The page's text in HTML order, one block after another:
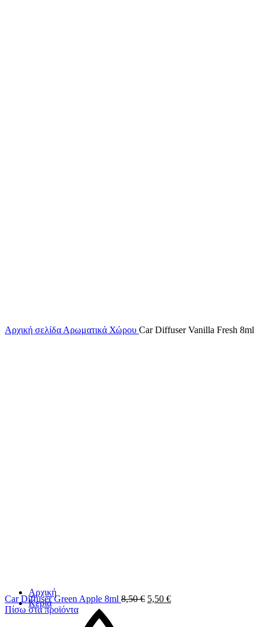
Αρχική
Κεριά
Αρχική σελίδα Αρωματικά Χώρου Car Diffuser Vanilla Fresh 8ml
Car Diffuser Green Apple 8ml 8,50€ 5,50 €
Πίσω στα προϊόντα